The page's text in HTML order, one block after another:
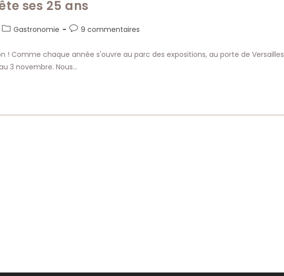
ses 25 ans
PostGastronomie
Commentaires
publication :
9 commentaires
! Comme chaque année s'ouvre au parc des expositions, au porte de Versailles
3 novembre. Nous…